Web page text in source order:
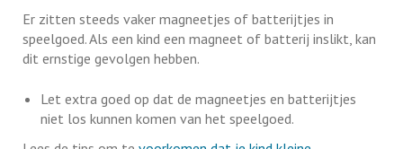
Er zitten steeds vaker magneetjes of batterijtjes in
speelgoed. Als een kind een magneet of batterij inslikt, kan
dit ernstige gevolgen hebben.
Let extra goed op dat de magneetjes en batterijtjes
niet los kunnen komen van het speelgoed.